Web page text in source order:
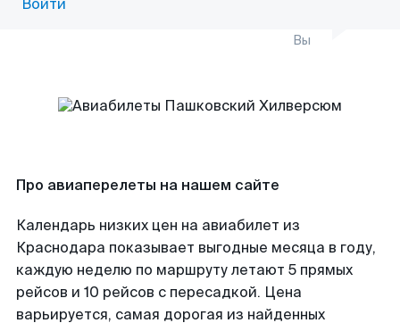
Войти
Вы
Про авиаперелеты на нашем сайте
Календарь низких цен на авиабилет из
Краснодара показывает выгодные месяца в году,
каждую неделю по маршруту летают 5 прямых
рейсов и 10 рейсов с пересадкой. Цена
варьируется, самая дорогая из найденных